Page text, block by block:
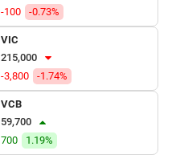
-100
-0.73%
VIC
215,000
-3,800
-1.74%
VCB
59,700
700
1.19%